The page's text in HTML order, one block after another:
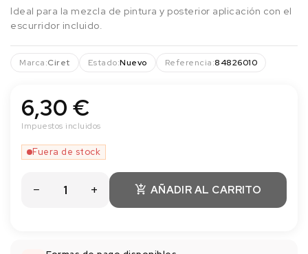
Ideal para la mezcla de pintura y posterior aplicación con el
escurridor incluido.
Marca:Ciret Estado:Nuevo Referencia:84826010
6,30 €
Impuestos incluidos
 AÑADIR AL CARRITO
Fuera de stock